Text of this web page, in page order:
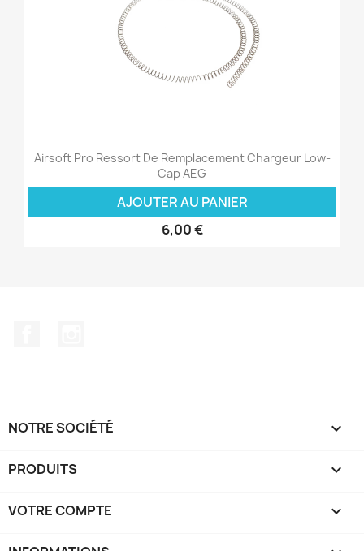
Airsoft Pro Ressort De Remplacement Chargeur Low-
Cap AEG
AJOUTER AU PANIER
6,00 €
NOTRE SOCIÉTÉ 
PRODUITS 
VOTRE COMPTE 